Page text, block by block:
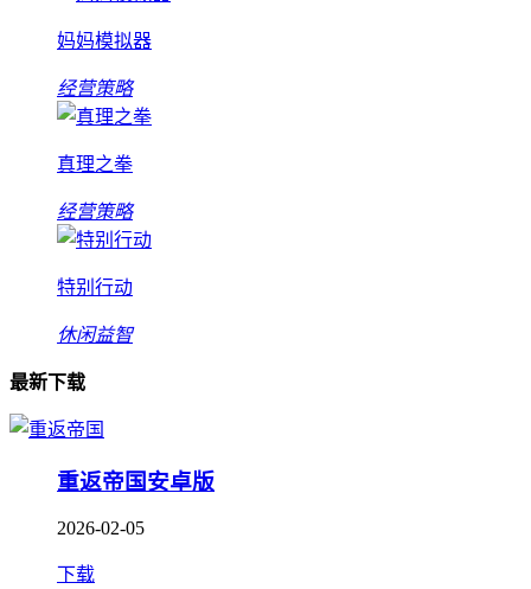
妈妈模拟器
经营策略
真理之拳
经营策略
特别行动
休闲益智
最新下载
重返帝国安卓版
2026-02-05
下载